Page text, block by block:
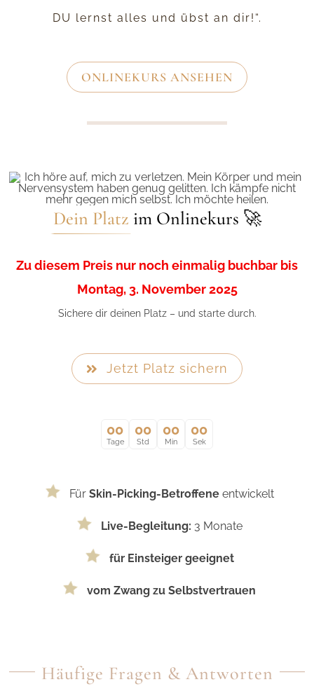
DU lernst alles und übst an dir!“.
ONLINEKURS ANSEHEN
Dein Platz im Onlinekurs 🚀
Zu diesem Preis nur noch einmalig buchbar bis
Montag, 3. November 2025
Sichere dir deinen Platz – und starte durch.
Jetzt Platz sichern
00
Tage
00
Std
00
Min
00
Sek
Für Skin-Picking-Betroffeneentwickelt
Live-Begleitung: 3 Monate
für Einsteiger geeignet
vom Zwang zu Selbstvertrauen
Häufige Fragen & Antworten